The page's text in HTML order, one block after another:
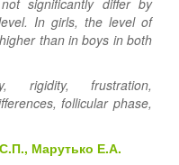
significantly differ by
In girls, the level of
than in boys in both
rigidity, frustration,
follicular phase,
Марутько Е.А.